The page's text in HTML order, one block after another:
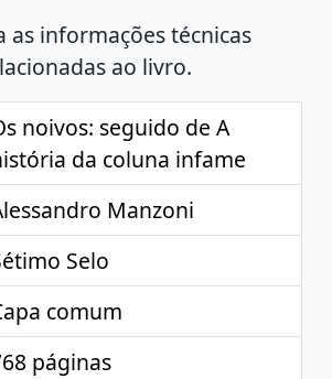
as informações técnicas
ao livro.
noivos: seguido de A
da coluna infame
Manzoni
Selo
comum
páginas